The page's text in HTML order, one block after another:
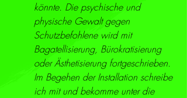
könnte. Die psychische und
physische Gewalt gegen
Schutzbefohlene wird mit
Bagatellisierung, Bürokratisierung
oder Ästhetisierung fortgeschrieben.
Im Begehen der Installation schreibe
ich mit und bekomme unter die